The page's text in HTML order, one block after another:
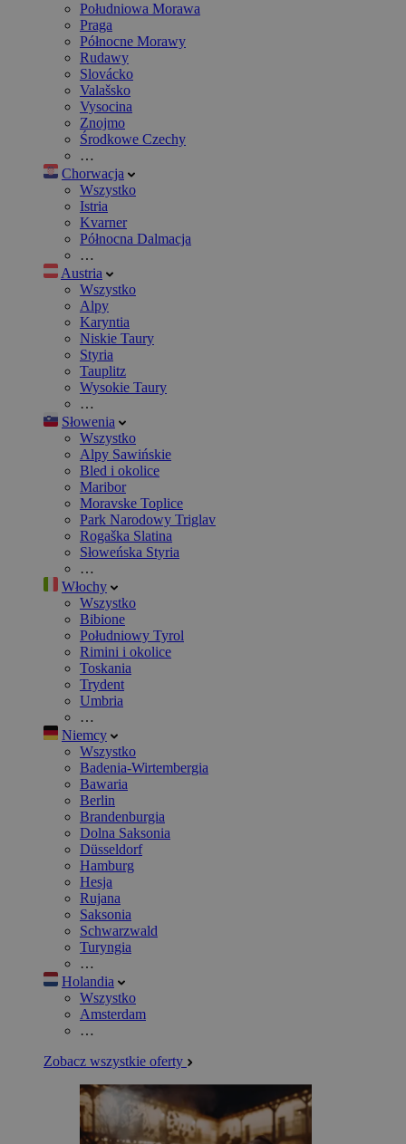
Południowa Morawa
Praga
Północne Morawy
Rudawy
Slovácko
Valašsko
Vysocina
Znojmo
Środkowe Czechy
…
Chorwacja
Wszystko
Istria
Kvarner
Północna Dalmacja
…
Austria
Wszystko
Alpy
Karyntia
Niskie Taury
Styria
Tauplitz
Wysokie Taury
…
Słowenia
Wszystko
Alpy Sawińskie
Bled i okolice
Maribor
Moravske Toplice
Park Narodowy Triglav
Rogaška Slatina
Słoweńska Styria
…
Włochy
Wszystko
Bibione
Południowy Tyrol
Rimini i okolice
Toskania
Trydent
Umbria
…
Niemcy
Wszystko
Badenia-Wirtembergia
Bawaria
Berlin
Brandenburgia
Dolna Saksonia
Düsseldorf
Hamburg
Hesja
Rujana
Saksonia
Schwarzwald
Turyngia
…
Holandia
Wszystko
Amsterdam
…
Zobacz wszystkie oferty